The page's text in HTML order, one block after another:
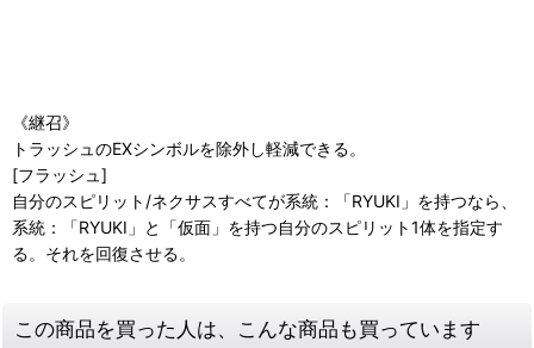
《継召》
トラッシュのEXシンボルを除外し軽減できる。
[フラッシュ]
自分のスピリット/ネクサスすべてが系統：「RYUKI」を持つなら、
系統：「RYUKI」と「仮面」を持つ自分のスピリット1体を指定す
る。それを回復させる。
この商品を買った人は、こんな商品も買っています